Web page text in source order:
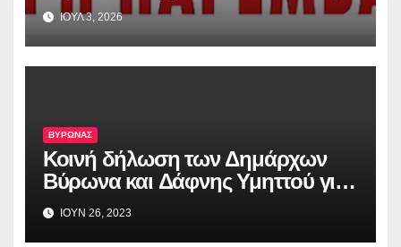
ΙΟΥΛ 3, 2026
ΒΥΡΩΝΑΣ
Κοινή δήλωση των Δημάρχων
Βύρωνα και Δάφνης Υμηττού για
την απόφαση του Αρείου Πάγου,
σχετικά με το Λόφο Κοπανά
ΙΟΥΝ 26, 2023